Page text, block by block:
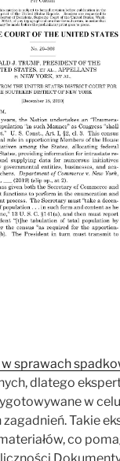
sprawach
dlatego
w
Takie
co